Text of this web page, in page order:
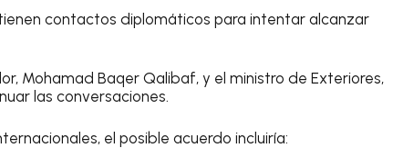
contactos diplomáticos para intentar alcanzar
Mohamad Baqer Qalibaf, y el ministro de Exteriores,
las conversaciones.
el posible acuerdo incluiría: